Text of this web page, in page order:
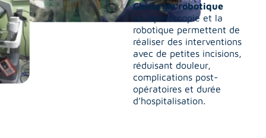
Chirurgie robotique
La laparoscopie et la
robotique permettent de
réaliser des interventions
avec de petites incisions,
réduisant douleur,
complications post-
opératoires et durée
d’hospitalisation.